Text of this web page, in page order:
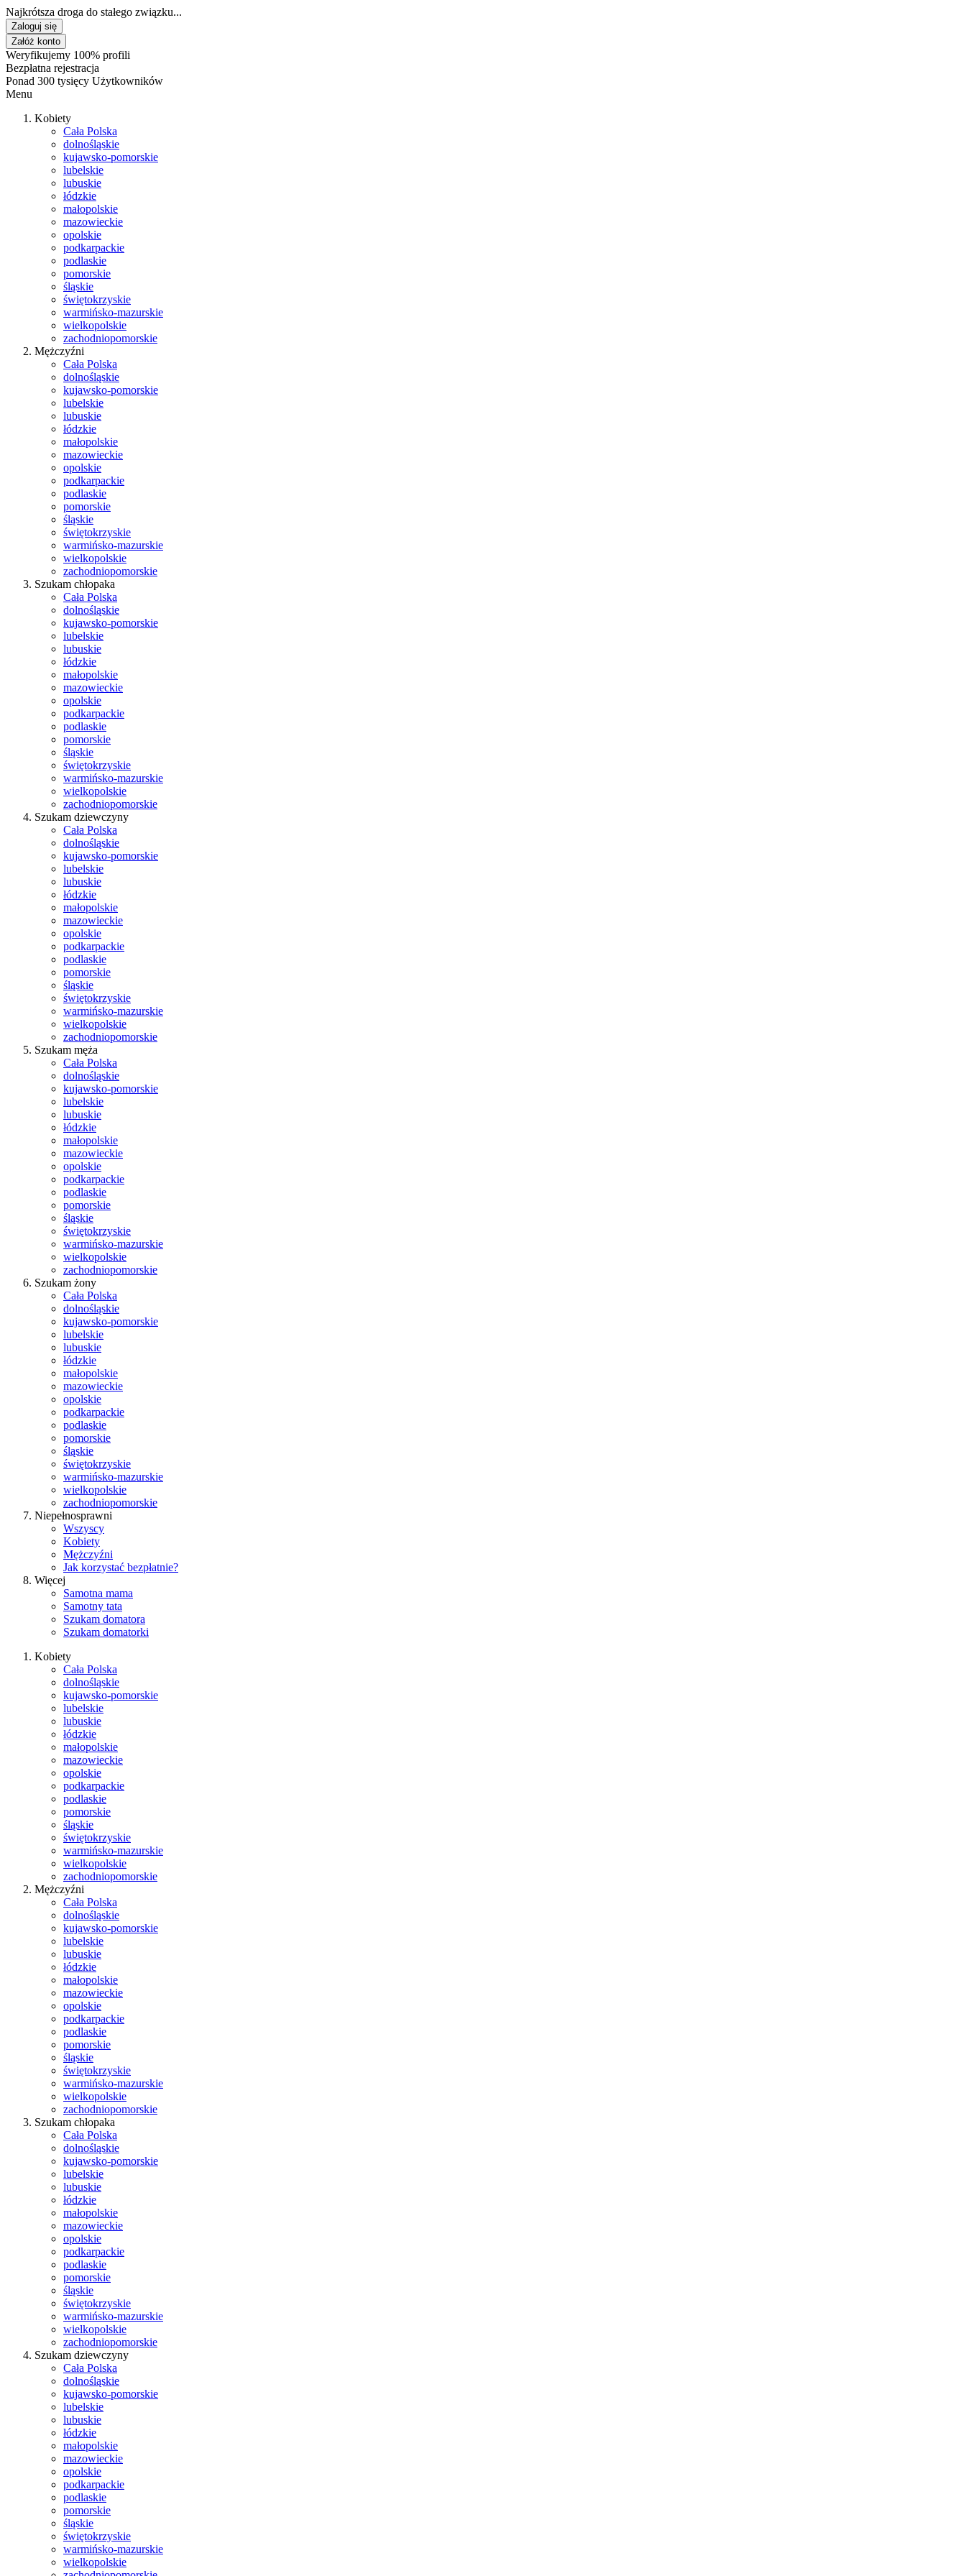
Najkrótsza droga do stałego związku...
Zaloguj się
Załóż konto
Weryfikujemy 100% profili
Bezpłatna rejestracja
Ponad 300 tysięcy Użytkowników
Menu
Kobiety
Cała Polska
dolnośląskie
kujawsko-pomorskie
lubelskie
lubuskie
łódzkie
małopolskie
mazowieckie
opolskie
podkarpackie
podlaskie
pomorskie
śląskie
świętokrzyskie
warmińsko-mazurskie
wielkopolskie
zachodniopomorskie
Mężczyźni
Cała Polska
dolnośląskie
kujawsko-pomorskie
lubelskie
lubuskie
łódzkie
małopolskie
mazowieckie
opolskie
podkarpackie
podlaskie
pomorskie
śląskie
świętokrzyskie
warmińsko-mazurskie
wielkopolskie
zachodniopomorskie
Szukam chłopaka
Cała Polska
dolnośląskie
kujawsko-pomorskie
lubelskie
lubuskie
łódzkie
małopolskie
mazowieckie
opolskie
podkarpackie
podlaskie
pomorskie
śląskie
świętokrzyskie
warmińsko-mazurskie
wielkopolskie
zachodniopomorskie
Szukam dziewczyny
Cała Polska
dolnośląskie
kujawsko-pomorskie
lubelskie
lubuskie
łódzkie
małopolskie
mazowieckie
opolskie
podkarpackie
podlaskie
pomorskie
śląskie
świętokrzyskie
warmińsko-mazurskie
wielkopolskie
zachodniopomorskie
Szukam męża
Cała Polska
dolnośląskie
kujawsko-pomorskie
lubelskie
lubuskie
łódzkie
małopolskie
mazowieckie
opolskie
podkarpackie
podlaskie
pomorskie
śląskie
świętokrzyskie
warmińsko-mazurskie
wielkopolskie
zachodniopomorskie
Szukam żony
Cała Polska
dolnośląskie
kujawsko-pomorskie
lubelskie
lubuskie
łódzkie
małopolskie
mazowieckie
opolskie
podkarpackie
podlaskie
pomorskie
śląskie
świętokrzyskie
warmińsko-mazurskie
wielkopolskie
zachodniopomorskie
Niepełnosprawni
Wszyscy
Kobiety
Mężczyźni
Jak korzystać bezpłatnie?
Więcej
Samotna mama
Samotny tata
Szukam domatora
Szukam domatorki
Kobiety
Cała Polska
dolnośląskie
kujawsko-pomorskie
lubelskie
lubuskie
łódzkie
małopolskie
mazowieckie
opolskie
podkarpackie
podlaskie
pomorskie
śląskie
świętokrzyskie
warmińsko-mazurskie
wielkopolskie
zachodniopomorskie
Mężczyźni
Cała Polska
dolnośląskie
kujawsko-pomorskie
lubelskie
lubuskie
łódzkie
małopolskie
mazowieckie
opolskie
podkarpackie
podlaskie
pomorskie
śląskie
świętokrzyskie
warmińsko-mazurskie
wielkopolskie
zachodniopomorskie
Szukam chłopaka
Cała Polska
dolnośląskie
kujawsko-pomorskie
lubelskie
lubuskie
łódzkie
małopolskie
mazowieckie
opolskie
podkarpackie
podlaskie
pomorskie
śląskie
świętokrzyskie
warmińsko-mazurskie
wielkopolskie
zachodniopomorskie
Szukam dziewczyny
Cała Polska
dolnośląskie
kujawsko-pomorskie
lubelskie
lubuskie
łódzkie
małopolskie
mazowieckie
opolskie
podkarpackie
podlaskie
pomorskie
śląskie
świętokrzyskie
warmińsko-mazurskie
wielkopolskie